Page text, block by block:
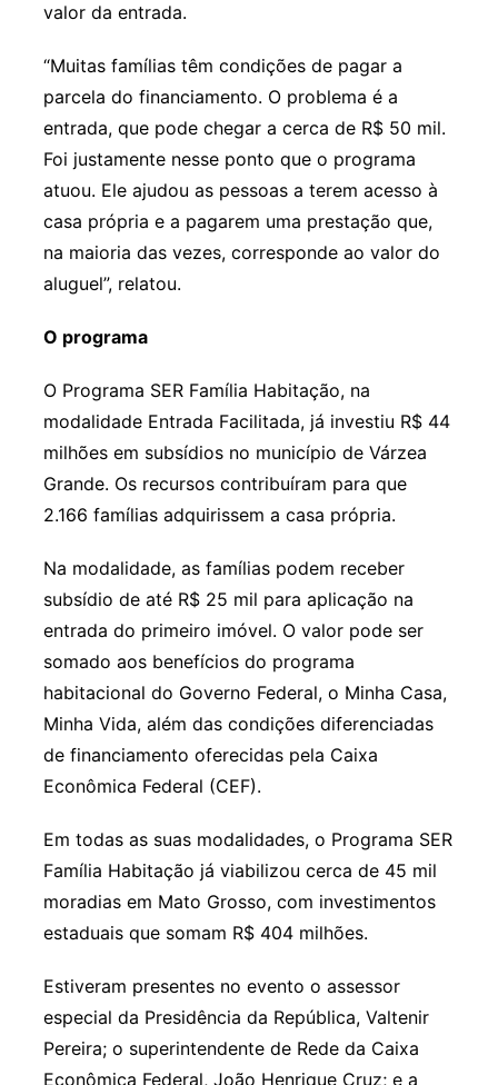
valor da entrada.
“Muitas famílias têm condições de pagar a
parcela do financiamento. O problema é a
entrada, que pode chegar a cerca de R$ 50 mil.
Foi justamente nesse ponto que o programa
atuou. Ele ajudou as pessoas a terem acesso à
casa própria e a pagarem uma prestação que,
na maioria das vezes, corresponde ao valor do
aluguel”, relatou.
O programa
O Programa SER Família Habitação, na
modalidade Entrada Facilitada, já investiu R$ 44
milhões em subsídios no município de Várzea
Grande. Os recursos contribuíram para que
2.166 famílias adquirissem a casa própria.
Na modalidade, as famílias podem receber
subsídio de até R$ 25 mil para aplicação na
entrada do primeiro imóvel. O valor pode ser
somado aos benefícios do programa
habitacional do Governo Federal, o Minha Casa,
Minha Vida, além das condições diferenciadas
de financiamento oferecidas pela Caixa
Econômica Federal (CEF).
Em todas as suas modalidades, o Programa SER
Família Habitação já viabilizou cerca de 45 mil
moradias em Mato Grosso, com investimentos
estaduais que somam R$ 404 milhões.
Estiveram presentes no evento o assessor
especial da Presidência da República, Valtenir
Pereira; o superintendente de Rede da Caixa
Econômica Federal, João Henrique Cruz; e a